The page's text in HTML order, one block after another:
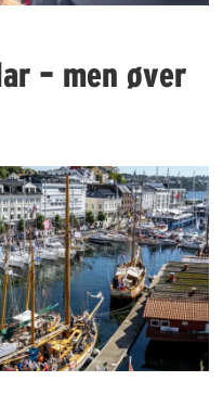
– men øver